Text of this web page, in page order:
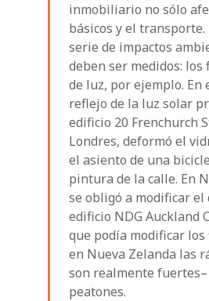
inmobiliario no sólo
básicos y el transporte.
serie de impactos
deben ser medidos:
de luz, por ejemplo. En
reflejo de la luz solar
edificio 20 Frenchurch
Londres, deformó el
el asiento de una
pintura de la calle. En
se obligó a modificar el
edificio NDG Auckland
que podía modificar
en Nueva Zelanda las
son realmente
peatones.